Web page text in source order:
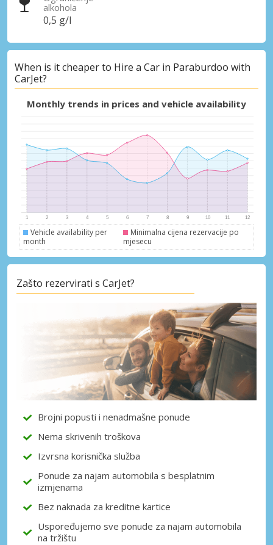
Pristupite ekskluzivnim ponudama naših
dobavljača
Prijava putem eLinka
alkohola
0,5 g/l
When is it cheaper to Hire a Car in Paraburdoo with
CarJet?
Monthly trends in prices and vehicle availability
Vehicle availability per
month
Minimalna cijena rezervacije po
mjesecu
Zašto rezervirati s CarJet?
Brojni popusti i nenadmašne ponude
Nema skrivenih troškova
Izvrsna korisnička služba
Ponude za najam automobila s besplatnim
izmjenama
Bez naknada za kreditne kartice
Uspoređujemo sve ponude za najam automobila
na tržištu